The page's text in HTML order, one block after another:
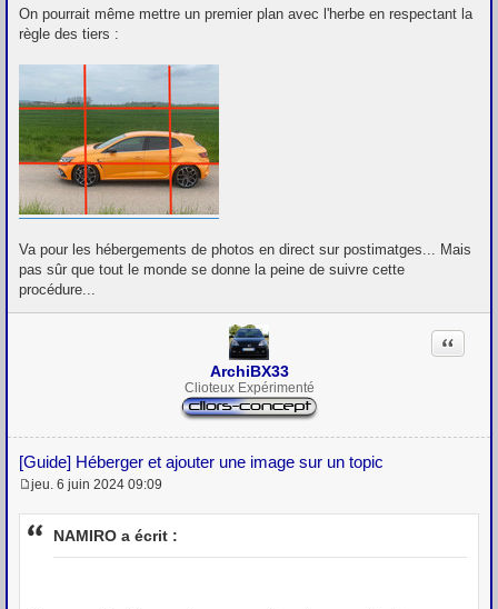
On pourrait même mettre un premier plan avec l'herbe en respectant la
règle des tiers :
Va pour les hébergements de photos en direct sur postimatges... Mais
pas sûr que tout le monde se donne la peine de suivre cette
procédure...
ArchiBX33
Clioteux Expérimenté
[Guide] Héberger et ajouter une image sur un topic
Citation
e
s
jeu. 6 juin 2024 09:09
NAMIRO a écrit :